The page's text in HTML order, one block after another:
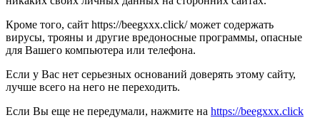
Кроме того, сайт https://beegxxx.click/ может содержать
вирусы, трояны и другие вредоносные программы, опасные
для Вашего компьютера или телефона.
Если у Вас нет серьезных оснований доверять этому сайту,
лучше всего на него не переходить.
Если Вы еще не передумали, нажмите на https://beegxxx.click